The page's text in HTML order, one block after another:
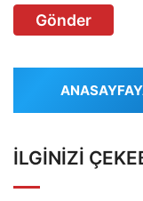
Gönder
İLGINIZI